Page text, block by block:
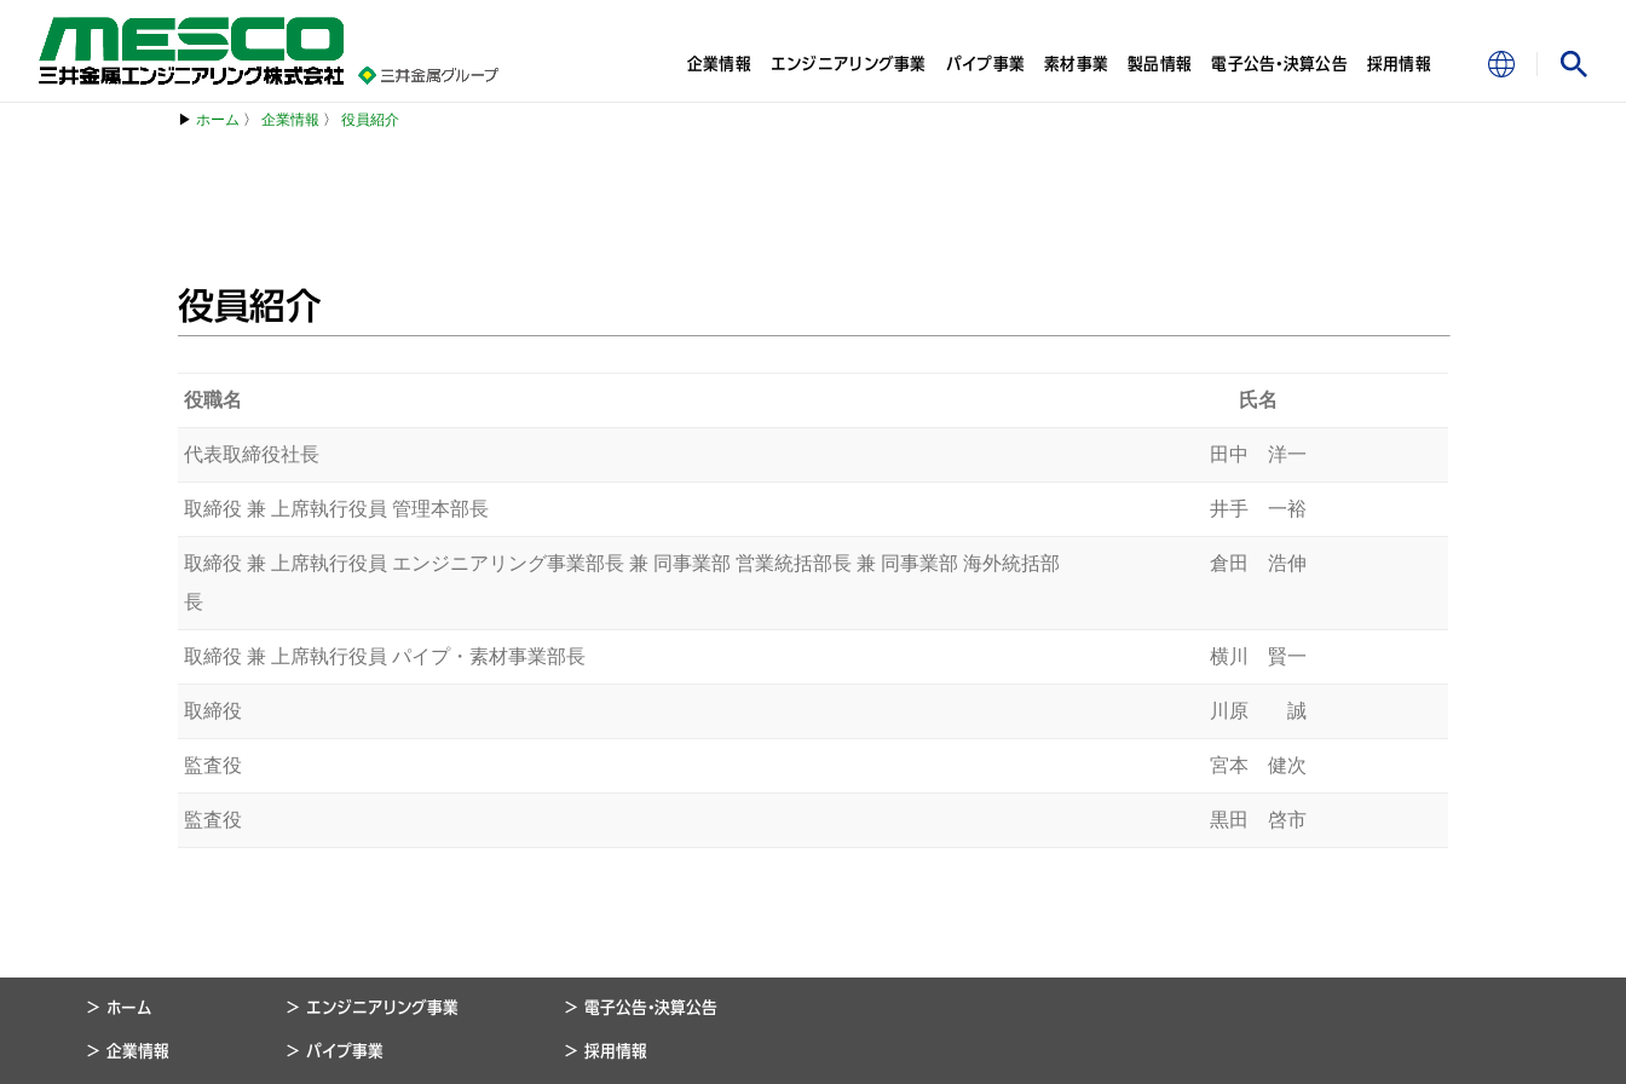
企業情報 エンジニアリング事業 パイプ事業 素材事業 製品情報 電子公告・決算公告 採用情報
▶ ホーム 〉 企業情報 〉 役員紹介
役員紹介
役職名 氏名
代表取締役社長 田中 洋一
取締役 兼 上席執行役員 管理本部長 井手 一裕
取締役 兼 上席執行役員 エンジニアリング事業部長 兼 同事業部 営業統括部長 兼 同事業部 海外統括部
長
倉田 浩伸
取締役 兼 上席執行役員 パイプ・素材事業部長 横川 賢一
取締役 川原 誠
監査役 宮本 健次
監査役 黒田 啓市
> ホーム
> 企業情報
> エンジニアリング事業
> パイプ事業
> 電子公告・決算公告
> 採用情報